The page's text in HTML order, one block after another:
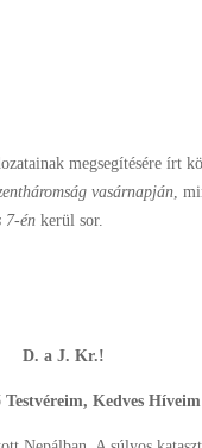
megsegítésére írt
vasárnapján,
7-én kerül sor.
D. a J. Kr.!
Testvéreim, Kedves